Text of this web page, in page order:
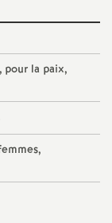
n
t
s
d
e
pour la paix,